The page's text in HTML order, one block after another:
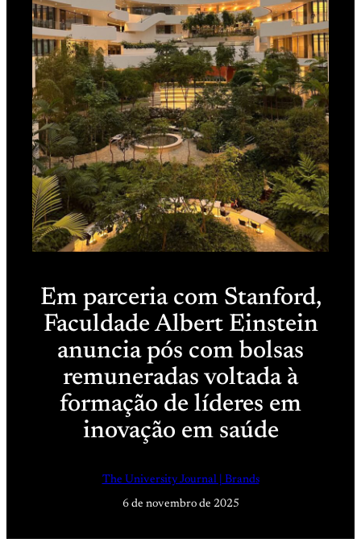
Em parceria com Stanford,
Faculdade Albert Einstein
anuncia pós com bolsas
remuneradas voltada à
formação de líderes em
inovação em saúde
The University Journal | Brands
6 de novembro de 2025